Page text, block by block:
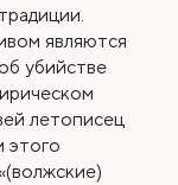
являются
убийстве
летописец
этого